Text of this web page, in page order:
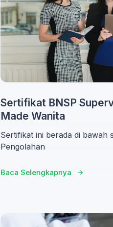
Sertifikat BNSP
Made Wanita
Sertifikat ini berada di bawah
Pengolahan
Baca Selengkapnya